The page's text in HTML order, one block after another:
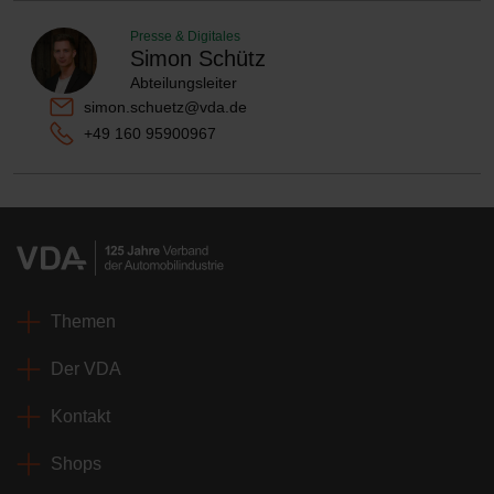
Presse & Digitales
Simon Schütz
Abteilungsleiter
simon.schuetz@vda.de
+49 160 95900967
Themen
Der VDA
Kontakt
Shops